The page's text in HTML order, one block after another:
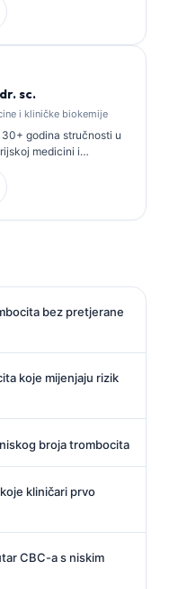
certifikate iz
objavljivala o panelima
sc.
i kliničke biokemije
30+ godina stručnosti u
medicini i
predsjednik Njemačkog
se za
standardizaciju
bez pretjerane
koje mijenjaju rizik
broja trombocita
kliničari prvo
CBC-a s niskim